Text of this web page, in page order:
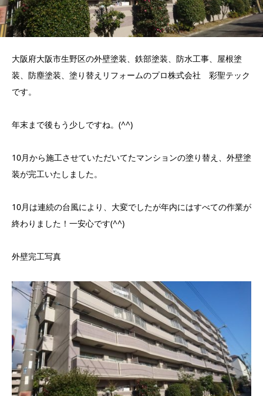
大阪府大阪市生野区の外壁塗装、鉄部塗装、防水工事、屋根塗
装、防塵塗装、塗り替えリフォームのプロ株式会社 彩聖テック
です。
年末まで後もう少しですね。(^^)
10月から施工させていただいてたマンションの塗り替え、外壁塗
装が完工いたしました。
10月は連続の台風により、大変でしたが年内にはすべての作業が
終わりました！一安心です(^^)
外壁完工写真